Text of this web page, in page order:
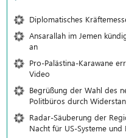
Diplomatisches
Ansarallah im Jemen
an
Pro-Palästina-Karawane
Video
Begrüßung der Wahl des
Politbüros durch
Radar-Säuberung der
Nacht für US-Systeme und